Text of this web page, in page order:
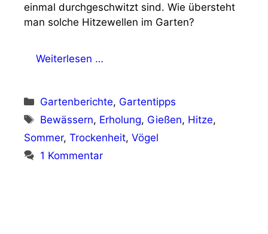
einmal durchgeschwitzt sind. Wie übersteht
man solche Hitzewellen im Garten?
Weiterlesen …
Kategorien
Gartenberichte, Gartentipps
Schlagwörter
Bewässern, Erholung, Gießen, Hitze,
Sommer, Trockenheit, Vögel
1 Kommentar